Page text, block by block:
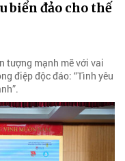
biển đảo cho thế
tượng mạnh mẽ với vai
điệp độc đáo: “Tình yêu